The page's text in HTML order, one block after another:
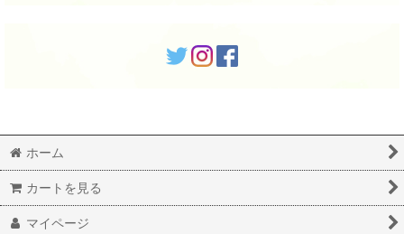
ホーム
カートを見る
マイページ